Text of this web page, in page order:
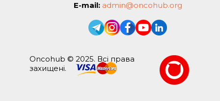
E-mail: admin@oncohub.org
Oncohub © 2025. Всі права
захищені.